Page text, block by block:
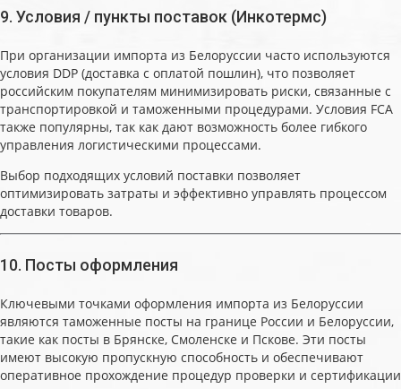
9. Условия / пункты поставок (Инкотермс)
При организации импорта из Белоруссии часто используются
условия DDP (доставка с оплатой пошлин), что позволяет
российским покупателям минимизировать риски, связанные с
транспортировкой и таможенными процедурами. Условия FCA
также популярны, так как дают возможность более гибкого
управления логистическими процессами.
Выбор подходящих условий поставки позволяет
оптимизировать затраты и эффективно управлять процессом
доставки товаров.
10. Посты оформления
Ключевыми точками оформления импорта из Белоруссии
являются таможенные посты на границе России и Белоруссии,
такие как посты в Брянске, Смоленске и Пскове. Эти посты
имеют высокую пропускную способность и обеспечивают
оперативное прохождение процедур проверки и сертификации